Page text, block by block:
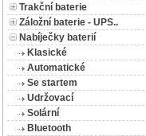
Trakční baterie
Záložní baterie - UPS..
Nabíječky baterií
Klasické
Automatické
Se startem
Udržovací
Solární
Bluetooth